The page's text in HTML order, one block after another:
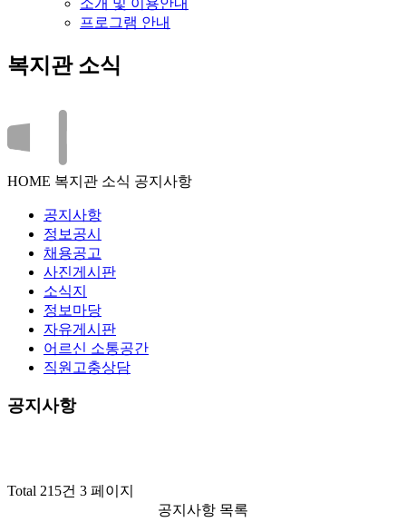
프로그램 안내
복지관 소식
HOME 복지관 소식 공지사항
공지사항
정보공시
채용공고
사진게시판
소식지
정보마당
자유게시판
어르신 소통공간
직원고충상담
공지사항
Total 215건 3 페이지
공지사항 목록